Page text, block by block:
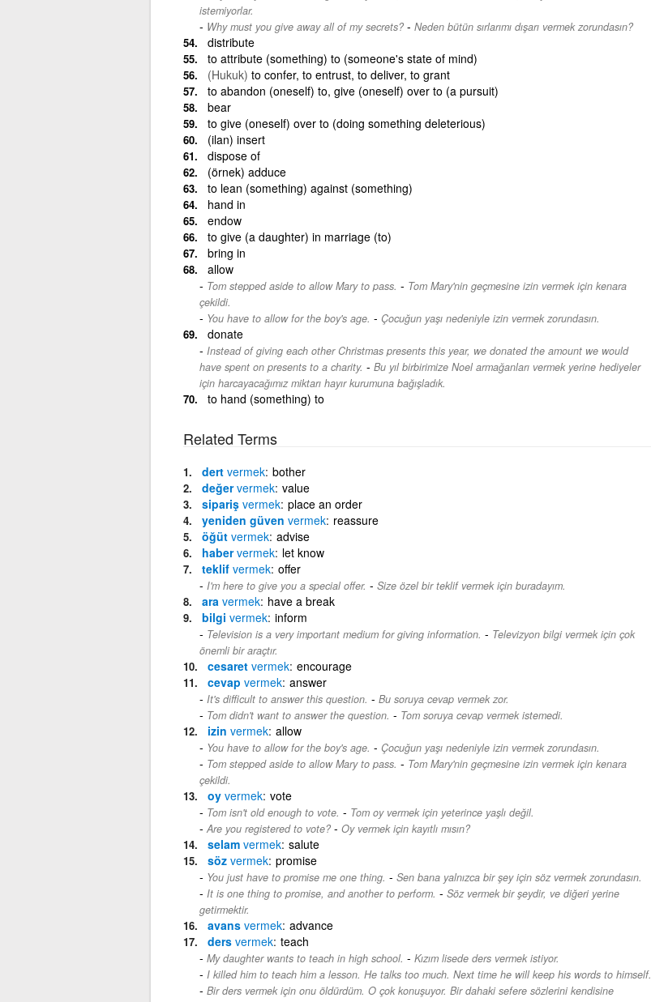
istemiyorlar.
Why must you give away all of my secrets?- Neden bütün sırlarımı dışarı vermek zorundasın?
distribute
to attribute (something) to (someone's state of mind)
(Hukuk) to confer, to entrust, to deliver, to grant
to abandon (oneself) to, give (oneself) over to (a pursuit)
bear
to give (oneself) over to (doing something deleterious)
(ilan) insert
dispose of
(örnek) adduce
to lean (something) against (something)
hand in
endow
to give (a daughter) in marriage (to)
bring in
allow
Tom stepped aside to allow Mary to pass. - Tom Mary'nin geçmesine izin vermek için kenara
çekildi.
You have to allow for the boy's age. - Çocuğun yaşı nedeniyle izin vermek zorundasın.
donate
Instead of giving each other Christmas presents this year, we donated the amount we would
have spent on presents to a charity. - Bu yıl birbirimize Noel armağanları vermek yerine hediyeler
için harcayacağımız miktarı hayır kurumuna bağışladık.
to hand (something) to
Related Terms
dert vermek bother
değervermek value
sipariş vermek place an order
yeniden güven vermek reassure
öğüt vermek advise
habervermek let know
teklif vermek offer
I'm here to give you a special offer. - Size özel bir teklif vermek için buradayım.
ara vermek have a break
bilgi vermek inform
Television is a very important medium for giving information. - Televizyon bilgi vermek için çok
önemli bir araçtır.
cesaret vermek encourage
cevap vermek answer
It's difficult to answer this question. - Bu soruya cevap vermek zor.
Tom didn't want to answer the question. - Tom soruya cevap vermek istemedi.
izin vermek allow
You have to allow for the boy's age. - Çocuğun yaşı nedeniyle izin vermek zorundasın.
Tom stepped aside to allow Mary to pass. - Tom Mary'nin geçmesine izin vermek için kenara
çekildi.
oy vermek vote
Tom isn't old enough to vote. - Tom oy vermek için yeterince yaşlı değil.
Are you registered to vote?- Oy vermek için kayıtlı mısın?
selam vermek salute
söz vermek promise
You just have to promise me one thing. - Sen bana yalnızca bir şey için söz vermek zorundasın.
It is one thing to promise, and another to perform. - Söz vermek bir şeydir, ve diğeri yerine
getirmektir.
avans vermek advance
ders vermek teach
My daughter wants to teach in high school. - Kızım lisede ders vermek istiyor.
I killed him to teach him a lesson. He talks too much. Next time he will keep his words to himself.
- Bir ders vermek için onu öldürdüm. O çok konuşuyor. Bir dahaki sefere sözlerini kendisine